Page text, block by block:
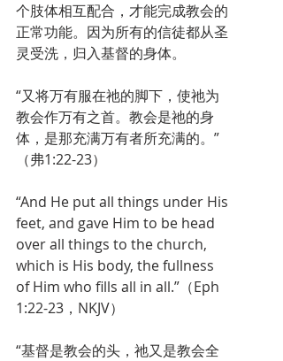
个肢体相互配合，才能完成教会的
正常功能。因为所有的信徒都从圣
灵受洗，归入基督的身体。
“又将万有服在祂的脚下，使祂为
教会作万有之首。教会是祂的身
体，是那充满万有者所充满的。”
（弗1:22-23）
“And He put all things under His
feet, and gave Him to be head
over all things to the church,
which is His body, the fullness
of Him who fills all in all.”（Eph
1:22-23，NKJV）
“基督是教会的头，祂又是教会全